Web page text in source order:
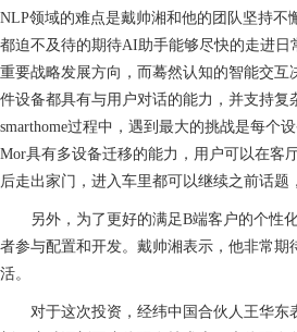
NLP领域的难点是戴帅湘和他的团队坚持
都迫不及待的期待AI助手能够尽快的走进
重要战略发展方向，而蓦然认知的智能交
件设备都具有与用户对话的能力，并支持复
smarthome过程中，遇到最大的挑战是每个
Mor具有多设备迁移的能力，用户可以在客
后走出家门，进入车里都可以继续之前话
另外，为了更好的满足B端客户的个性
者参与配置和开发。戴帅湘表示，他非常
活。
对于这次投资，经纬中国合伙人王华